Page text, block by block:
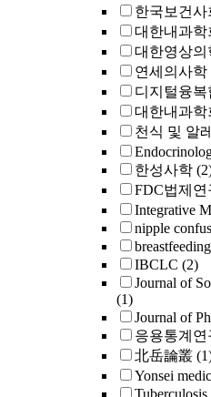
한국보건사
대한내과학
대한영상의
연세의사학
디지털융복
대한내과학
천식 및 알
한성사학
FDC법제연
Integrative
nipple
IBCLC (2)
Journal of
(1)
Journal of
응용통계연
北岳論叢
Yonsei
Tuberculosis